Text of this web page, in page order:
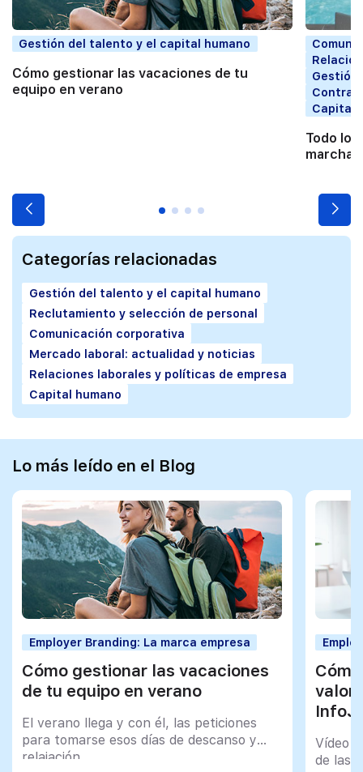
Gestión del talento y el capital humano
Cómo gestionar las vacaciones de tu
equipo en verano
Gestión
Capital
Todo lo
Categorías relacionadas
Gestión del talento y el capital humano
Reclutamiento y selección de personal
Comunicación corporativa
Mercado laboral: actualidad y noticias
Relaciones laborales y políticas de empresa
Capital humano
Lo más leído en el Blog
Employer Branding: La marca empresa
Cómo gestionar las vacaciones
de tu equipo en verano
El verano llega y con él, las peticiones
para tomarse esos días de descanso y
relajación
Vídeo
de las